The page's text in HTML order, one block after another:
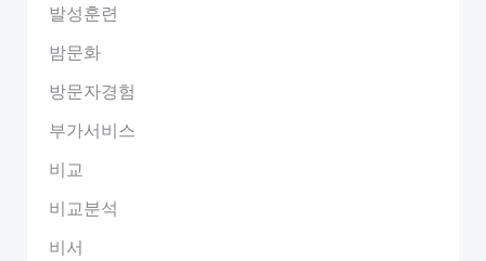
발성훈련
밤문화
방문자경험
부가서비스
비교
비교분석
비서